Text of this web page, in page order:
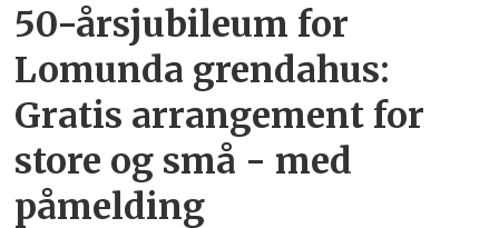
50-årsjubileum for
Lomunda grendahus:
Gratis arrangement for
store og små - med
påmelding